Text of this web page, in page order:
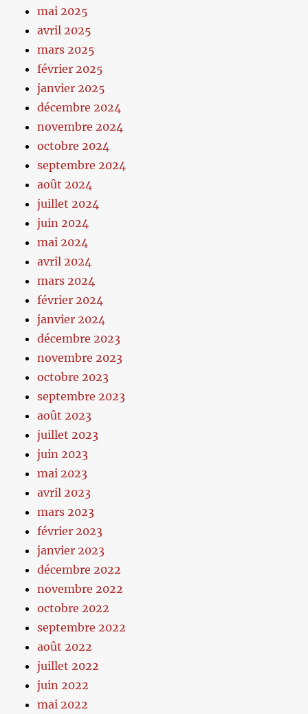
mai 2025
avril 2025
mars 2025
février 2025
janvier 2025
décembre 2024
novembre 2024
octobre 2024
septembre 2024
août 2024
juillet 2024
juin 2024
mai 2024
avril 2024
mars 2024
février 2024
janvier 2024
décembre 2023
novembre 2023
octobre 2023
septembre 2023
août 2023
juillet 2023
juin 2023
mai 2023
avril 2023
mars 2023
février 2023
janvier 2023
décembre 2022
novembre 2022
octobre 2022
septembre 2022
août 2022
juillet 2022
juin 2022
mai 2022